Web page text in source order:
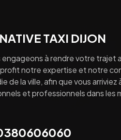
TAXI DIJON
engageons à rendre votre trajet
notre expertise et notre
de la ville, afin que vous arriviez
et professionnels dans les